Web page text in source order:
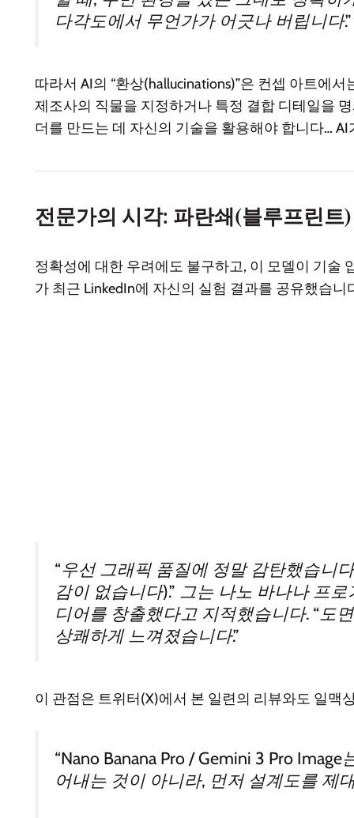
다각도에서 무언가가 어긋나 버립니다.”
따라서 AI의 “환상(hallucinations)”은 컨셉 아트에
제조사의 직물을 지정하거나 특정 결합 디테일을
더를 만드는 데 자신의 기술을 활용해야 합니다…
전문가의 시각: 파란쇄(블루프린트
정확성에 대한 우려에도 불구하고, 이 모델이 기술
가 최근 LinkedIn에 자신의 실험 결과를 공유했습니
“우선 그래픽 품질에 정말 감탄했습니
감이 없습니다).” 그는 나노 바나나 프
디어를 창출했다고 지적했습니다. “도
상쾌하게 느껴졌습니다.”
이 관점은 트위터(X)에서 본 일련의 리뷰와도 일맥
“Nano Banana Pro / Gemini 3 Pro
어내는 것이 아니라, 먼저 설계도를 제